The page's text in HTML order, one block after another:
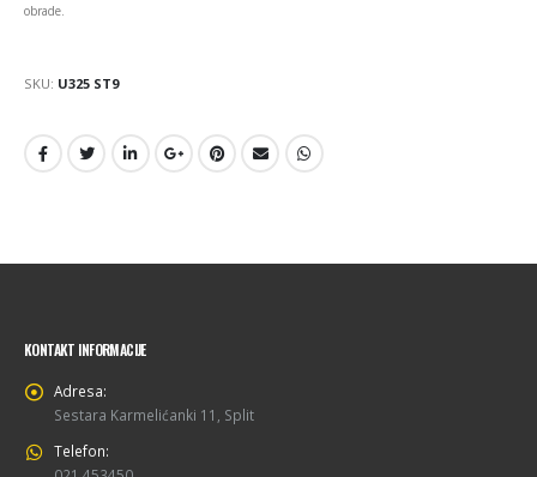
obrade.
SKU: U325 ST9
KONTAKT INFORMACIJE
Adresa:
Sestara Karmelićanki 11, Split
Telefon: